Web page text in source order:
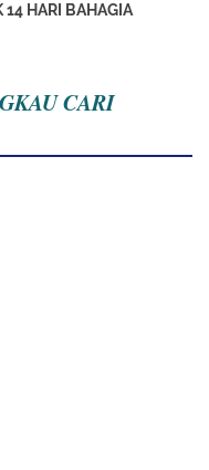
14 HARI BAHAGIA
CARI